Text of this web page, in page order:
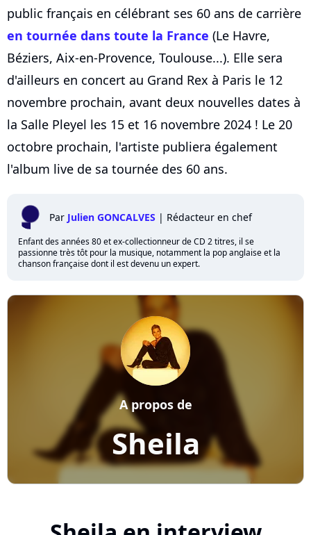
public français en célébrant ses 60 ans de carrière
en tournée dans toute la France (Le Havre,
Béziers, Aix-en-Provence, Toulouse...). Elle sera
d'ailleurs en concert au Grand Rex à Paris le 12
novembre prochain, avant deux nouvelles dates à
la Salle Pleyel les 15 et 16 novembre 2024 ! Le 20
octobre prochain, l'artiste publiera également
l'album live de sa tournée des 60 ans.
Par Julien GONCALVES | Rédacteur en chef
Enfant des années 80 et ex-collectionneur de CD 2 titres, il se
passionne très tôt pour la musique, notamment la pop anglaise et la
chanson française dont il est devenu un expert.
Sheila
A propos de